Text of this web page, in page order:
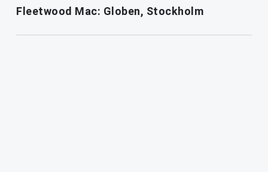
Fleetwood Mac: Globen, Stockholm